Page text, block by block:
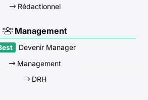
Rédactionnel
Management
Devenir Manager
Management
DRH